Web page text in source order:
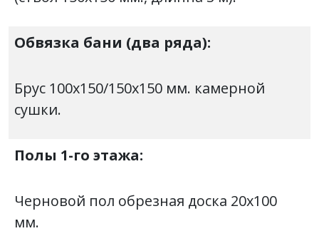
Обвязка бани (два ряда):
Брус 100х150/150х150 мм. камерной
сушки.
Полы 1-го этажа:
Черновой пол обрезная доска 20х100
мм.